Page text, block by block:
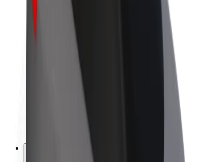
Tiskové centrum
Pokyny ke značce
Naše poslání
Vztahy s investory